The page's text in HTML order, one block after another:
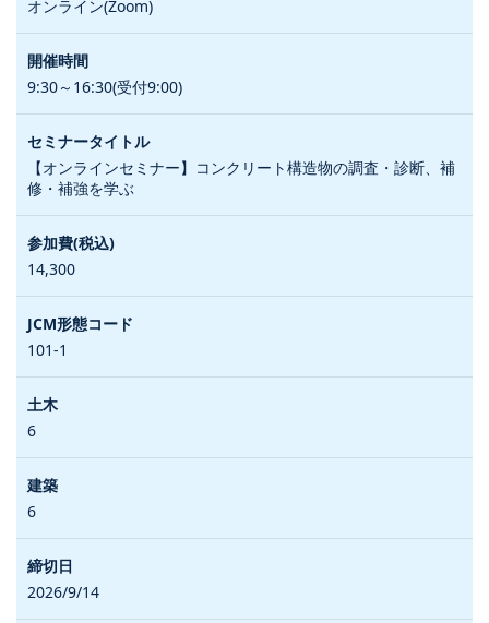
オンライン(Zoom)
9:30～16:30(受付9:00)
【オンラインセミナー】コンクリート構造物の調査・診断、補
修・補強を学ぶ
14,300
101-1
6
6
2026/9/14